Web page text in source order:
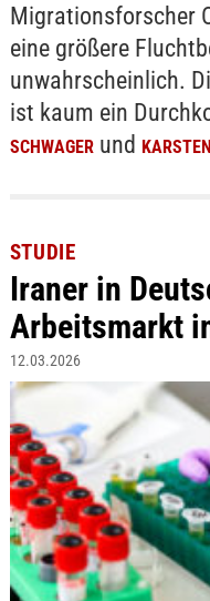
Migrationsforscher
eine größere
unwahrscheinlich.
ist kaum ein
SCHWAGERund
STUDIE
Iraner in
Arbeitsmarkt
12.03.2026